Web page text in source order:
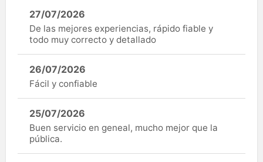
27/07/2026
De las mejores experiencias, rápido fiable y
todo muy correcto y detallado
26/07/2026
Fácil y confiable
25/07/2026
Buen servicio en geneal, mucho mejor que la
pública.